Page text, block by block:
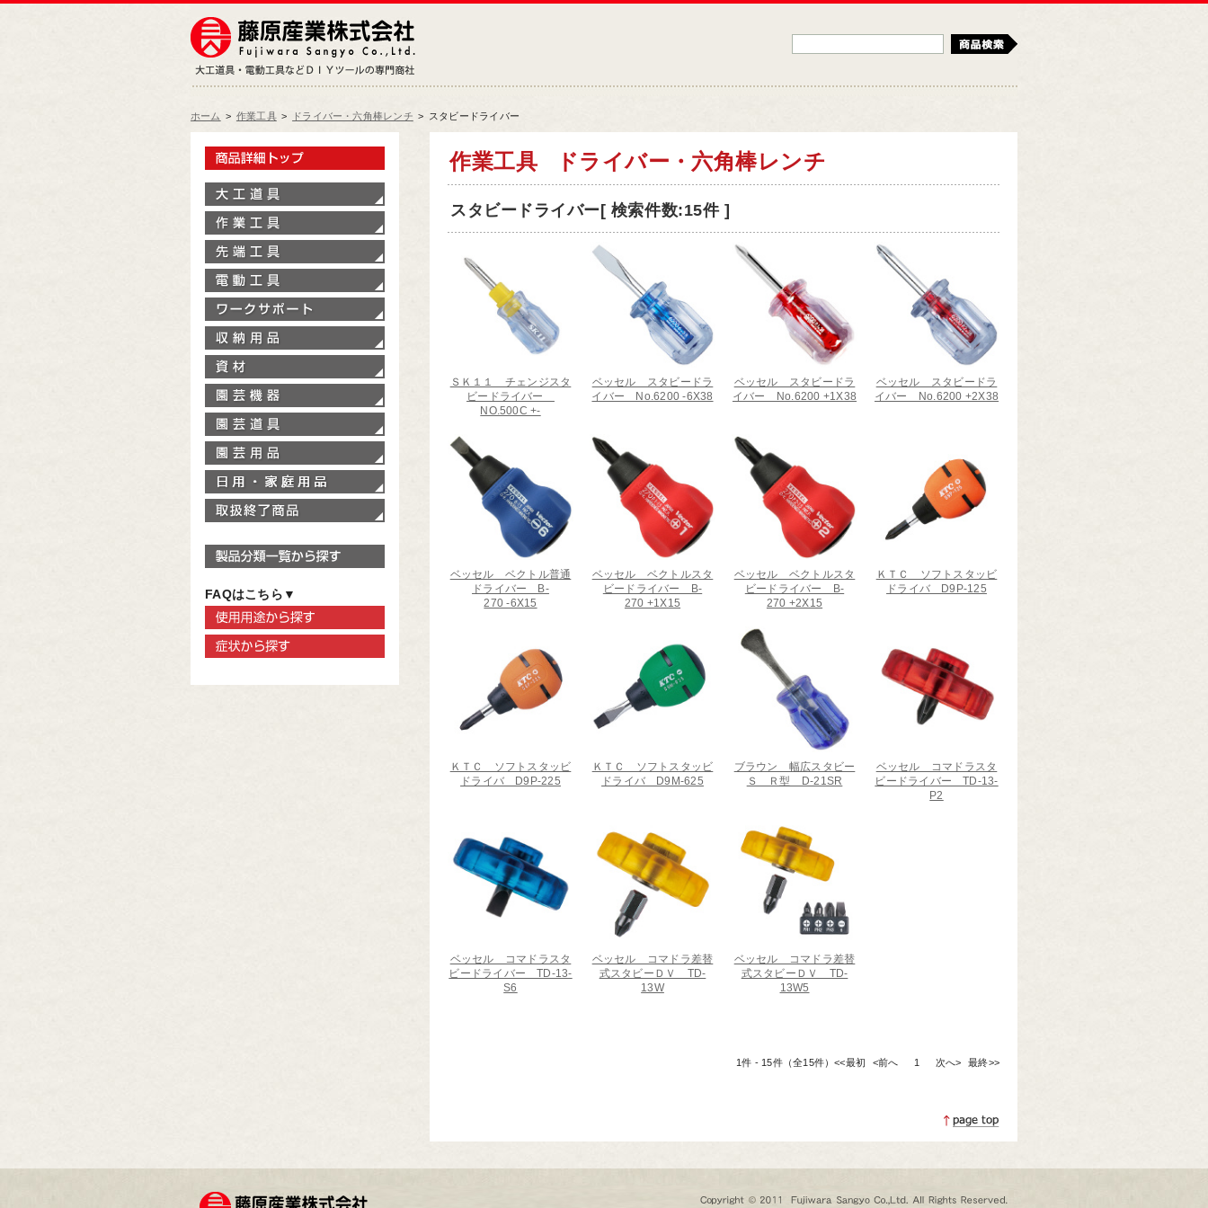
ホーム > 作業工具 > ドライバー・六角棒レンチ > スタビードライバー
作業工具 ドライバー・六角棒レンチ
スタビードライバー[ 検索件数:15件 ]
ＳＫ１１ チェンジスタ
ビードライバー
NO.500C +-
ベッセル スタビードラ
イバー No.6200 -6X38
ベッセル スタビードラ
イバー No.6200 +1X38
ベッセル スタビードラ
イバー No.6200 +2X38
ベッセル ベクトル普通
ドライバー B-
270 -6X15
ベッセル ベクトルスタ
ビードライバー B-
270 +1X15
ベッセル ベクトルスタ
ビードライバー B-
270 +2X15
ＫＴＣ ソフトスタッビ
ドライバ D9P-125
ＫＴＣ ソフトスタッビ
ドライバ D9P-225
ＫＴＣ ソフトスタッビ
ドライバ D9M-625
ブラウン 幅広スタビー
Ｓ Ｒ型 D-21SR
ベッセル コマドラスタ
ビードライバー TD-13-
P2
ベッセル コマドラスタ
ビードライバー TD-13-
S6
ベッセル コマドラ差替
式スタビーＤＶ TD-
13W
ベッセル コマドラ差替
式スタビーＤＶ TD-
13W5
1件 - 15件（全15件）<<最初 <前へ 1 次へ> 最終>>
製品情報トップ
FAQはこちら▼